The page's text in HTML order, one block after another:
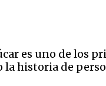
es uno de los
historia de